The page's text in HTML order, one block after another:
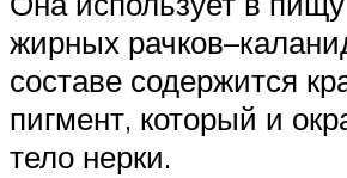
жирных
составе содержится
пигмент, который и
тело нерки.